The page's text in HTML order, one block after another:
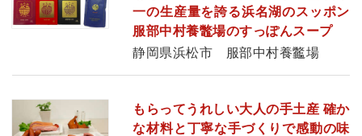
一の生産量を誇る浜名湖のスッポン
服部中村養鼈場のすっぽんスープ
静岡県浜松市 服部中村養龞場
もらってうれしい大人の手土産 確か
な材料と丁寧な手づくりで感動の味